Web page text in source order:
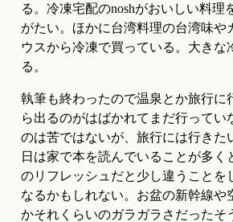
る。冷凍宅配のnoshがおいしい料理
がたい。ほかに台湾料理の台湾味や
ウスから冷凍で買っている。大きな
る。
執筆も終わったので温泉とか旅行に
ら出るのがはばかれてまだ行ってい
のは苦ではないが、旅行には行きた
日は家で本を読んでいることが多く
のリフレッシュだと少し違うことを
なるかもしれない。お盆の新幹線や
かそれくらいのガラガラさだったそ